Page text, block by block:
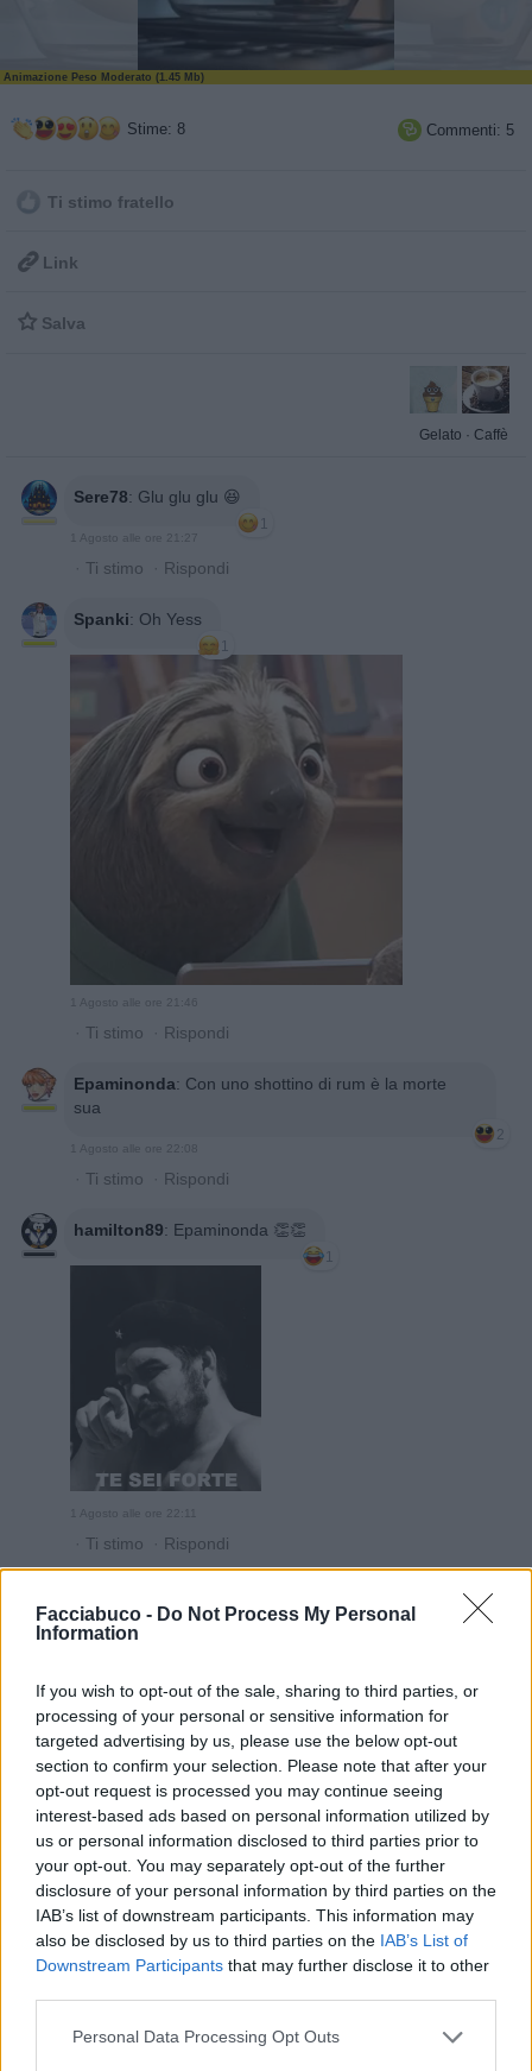
Facciabuco - Do Not Process My Personal
Information
If you wish to opt-out of the sale, sharing to third parties, or
processing of your personal or sensitive information for
targeted advertising by us, please use the below opt-out
section to confirm your selection. Please note that after your
opt-out request is processed you may continue seeing
interest-based ads based on personal information utilized by
us or personal information disclosed to third parties prior to
your opt-out. You may separately opt-out of the further
disclosure of your personal information by third parties on the
IAB’s list of downstream participants. This information may
also be disclosed by us to third parties on the IAB’s List of
Downstream Participants that may further disclose it to other
Personal Data Processing Opt Outs
Animazione Peso Moderato (1.45 Mb)
Stime: 8  Commenti: 5
Ti stimo fratello
 Link
 Salva
Gelato · Caffè
Sere78: Glu glu glu 😆
1
1 Agosto alle ore 21:27
· Ti stimo · Rispondi
Spanki: Oh Yess
1
1 Agosto alle ore 21:46
· Ti stimo · Rispondi
Epaminonda: Con uno shottino di rum è la morte
sua
2
1 Agosto alle ore 22:08
· Ti stimo · Rispondi
hamilton89: Epaminonda 👏👏
1
1 Agosto alle ore 22:11
· Ti stimo · Rispondi
2
1 Agosto alle ore 22:16
Quaranty livello 12
24 Luglio- 4.601 visualizzazioni
Buona serata FaBu